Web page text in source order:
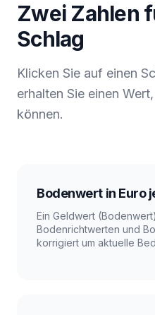
Zwei Zahlen
Schlag
Klicken Sie auf einen
erhalten Sie einen
können.
Bodenwert in Euro
Ein Geldwert
Bodenrichtwerten und
korrigiert um aktuelle